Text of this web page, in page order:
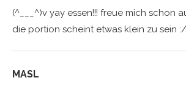
(^___^)v yay essen!!! freue mich schon
die portion scheint etwas klein zu sein :/
MASL